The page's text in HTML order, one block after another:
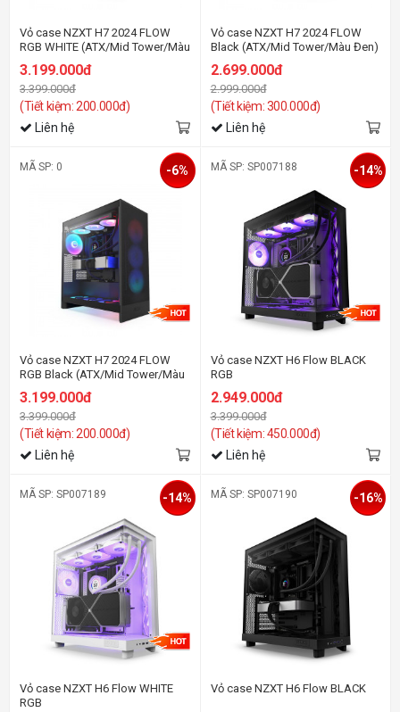
Vỏ case NZXT H7 2024 FLOW
RGB WHITE (ATX/Mid Tower/Màu
3.199.000đ
3.399.000đ
(Tiết kiệm: 200.000đ)
Liên hệ
Vỏ case NZXT H7 2024 FLOW
Black (ATX/Mid Tower/Màu Đen)
2.699.000đ
2.999.000đ
(Tiết kiệm: 300.000đ)
Liên hệ
MÃ SP: 0
Vỏ case NZXT H7 2024 FLOW
RGB Black (ATX/Mid Tower/Màu
Đen)
3.199.000đ
3.399.000đ
(Tiết kiệm: 200.000đ)
-6%
Liên hệ
MÃ SP: SP007188
Vỏ case NZXT H6 Flow BLACK
RGB
2.949.000đ
3.399.000đ
(Tiết kiệm: 450.000đ)
-14%
Liên hệ
MÃ SP: SP007189
Vỏ case NZXT H6 Flow WHITE
RGB
-14% MÃ SP: SP007190
Vỏ case NZXT H6 Flow BLACK
-16%